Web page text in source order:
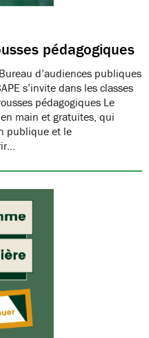
pédagogiques
d’audiences publiques
s’invite dans les classes
pédagogiques Le
en main et gratuites, qui
publique et le